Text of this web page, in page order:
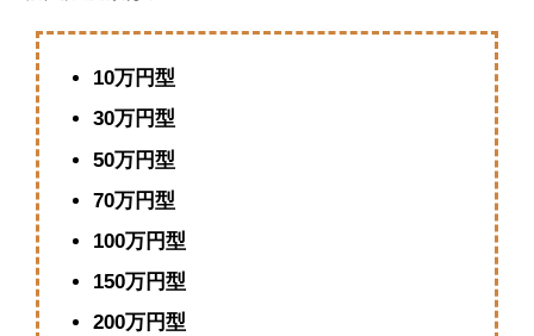
10万円型
30万円型
50万円型
70万円型
100万円型
150万円型
200万円型